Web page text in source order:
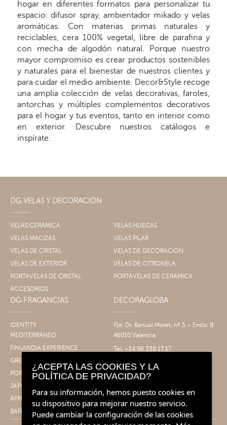
hogar en diferentes formatos para personalizar tu
espacio: difusor spray, ambientador mikado y velas
aromáticas. Con materias primas naturales y
reciclables, cera 100% vegetal, libre de parafina y
con mecha de algodón natural. Porque nuestro
mayor compromiso es crear productos sostenibles
y naturales para el bienestar de nuestros clientes y
para cuidar el medio ambiente. Decor&Style recoge
una amplia colección de velas decorativas, faroles,
antorchas y múltiples complementos decorativos
para el hogar y tus eventos, tanto en interior como
en exterior. Descubre nuestros catálogos e
inspírate.
DG VELAS Y DECORACIÓN
VELAS CERÁMICA
VELAS HUECAS
VELAS MACIZAS
VELAS PILAR
VELAS DE CRISTAL
VELAS DE DECORACIÓN
VELAS DE EXTERIOR
VELAS DE CITRONELA
PORTAVELAS DE CRISTAL
PORTAVELAS DE CERÁMICA
ACCESORIOS
DG FRAGANCIAS
IDENTITY
MEDITERRÁNEO
FINLANDIA EXPERIENCE
GRECIA EXPERIENCE
PORTUGAL EXPERIENCE
JAPÓN EXPERIENCE
ÁFRICA EXPERIENCE
BAÑO&CUERPO
DECORAGLOBA
Pje. Dr. Bartual Moret, nº 5 – Entlo. B
46010 Valencia
Tel: +34 96 338 17 17
info@decoragloba.com
¿ACEPTA LAS COOKIES Y LA
POLÍTICA DE PRIVACIDAD?
Para su información, hemos puesto cookies en
su dispositivo para mejorar nuestro servicio.
Puede cambiar la configuración de las cookies